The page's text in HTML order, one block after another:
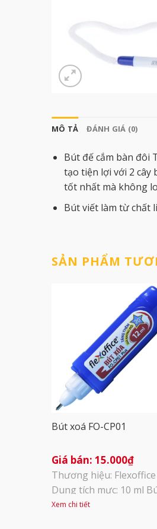
MÔ TẢ ĐÁNH GIÁ (0)
Bút đế cắm bàn đôi
tạo tiện lợi với 2 cây
tốt nhất mà không
Bút viết làm từ chất
SẢN PHẨM
Bút xoá FO-CP01
15.000₫
Thương hiệu: Flexoffice
Dung tích mực: 10 ml
Thiên Long – FlexOffice
Xem chi tiết